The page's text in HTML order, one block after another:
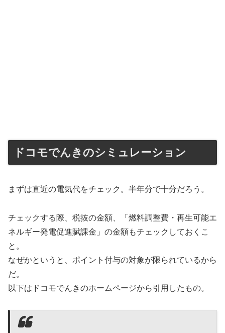
ドコモでんきのシミュレーション
まずは直近の電気代をチェック。半年分で十分だろう。
チェックする際、税抜の金額、「燃料調整費・再生可能エ
ネルギー発電促進賦課金」の金額もチェックしておくこ
と。
なぜかというと、ポイント付与の対象が限られているから
だ。
以下はドコモでんきのホームページから引用したもの。